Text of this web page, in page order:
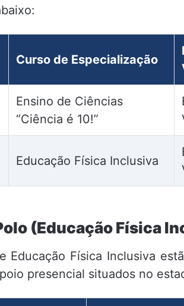
Curso de Especialização
Ensino de Ciências
“Ciência é 10!”
Educação Física Inclusiva
(Educação Física
Educação Física Inclusiva
presencial situados no